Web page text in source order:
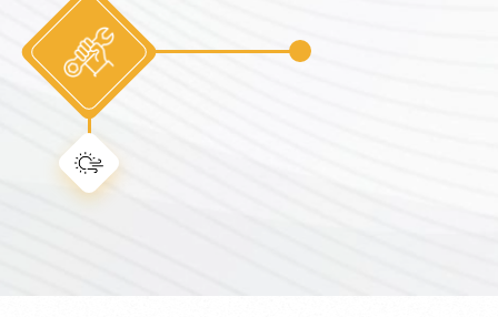
consetetur sadipscing elitr, sed
diam nonumy eirmod tempor